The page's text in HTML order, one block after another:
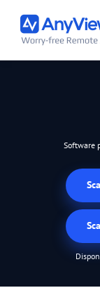
Software